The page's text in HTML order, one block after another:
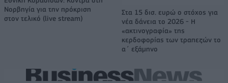
Νορβηγία για την πρόκριση
στον τελικό (live stream)
Στα 15 δισ. ευρώ ο στόχος για
νέα δάνεια το 2026 - Η
«ακτινογραφία» της
κερδοφορίας των τραπεζών το
α΄ εξάμηνο